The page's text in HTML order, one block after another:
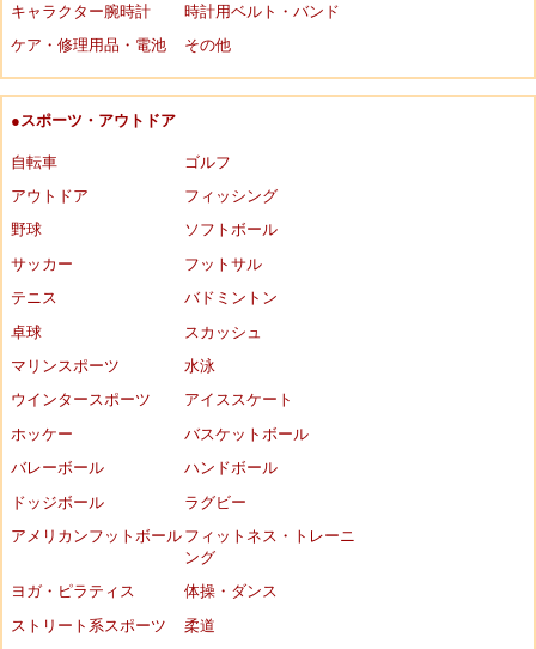
キャラクター腕時計
時計用ベルト・バンド
ケア・修理用品・電池
その他
●スポーツ・アウトドア
自転車
ゴルフ
アウトドア
フィッシング
野球
ソフトボール
サッカー
フットサル
テニス
バドミントン
卓球
スカッシュ
マリンスポーツ
水泳
ウインタースポーツ
アイススケート
ホッケー
バスケットボール
バレーボール
ハンドボール
ドッジボール
ラグビー
アメリカンフットボール フィットネス・トレーニ
ング
ヨガ・ピラティス
体操・ダンス
ストリート系スポーツ
柔道